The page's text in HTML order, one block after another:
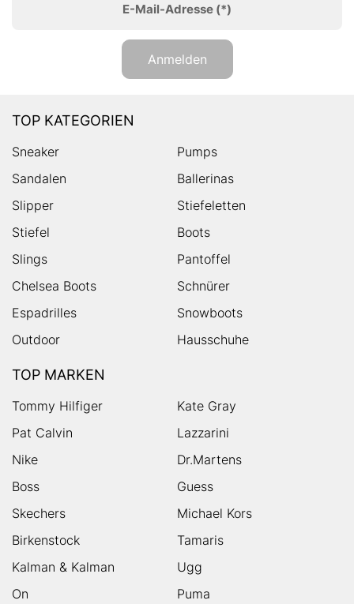
E-Mail-Adresse (*)
Anmelden
TOP KATEGORIEN
Sneaker
Pumps
Sandalen
Ballerinas
Slipper
Stiefeletten
Stiefel
Boots
Slings
Pantoffel
Chelsea Boots
Schnürer
Espadrilles
Snowboots
Outdoor
Hausschuhe
TOP MARKEN
Tommy Hilfiger
Kate Gray
Pat Calvin
Lazzarini
Nike
Dr.Martens
Boss
Guess
Skechers
Michael Kors
Birkenstock
Tamaris
Kalman & Kalman
Ugg
On
Puma